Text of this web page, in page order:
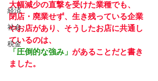
経済
社会
税金
大幅減少の直撃を受けた業種でも、
閉店・廃業せず、生き残っている企業
やお店があり、そうしたお店に共通し
ているのは、
「圧倒的な強み」 があることだと書き
ました。